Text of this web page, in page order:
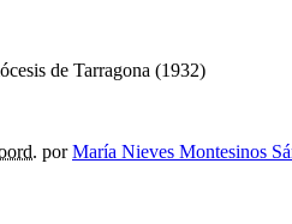
de Tarragona (1932)
porMaría Nieves Montesinos